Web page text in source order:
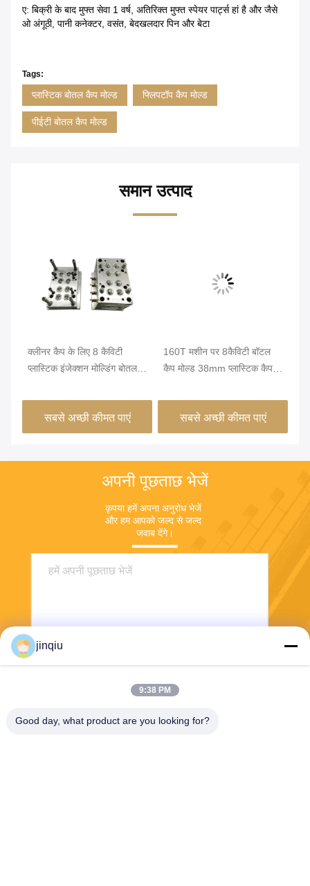
ए: बिक्री के बाद मुफ्त सेवा 1 वर्ष, अतिरिक्त मुफ्त स्पेयर पार्ट्स हां है और जैसे
ओ अंगूठी, पानी कनेक्टर, वसंत, बेदखलदार पिन और बेटा
Tags:
प्लास्टिक बोतल कैप मोल्ड फ्लिपटॉप कैप मोल्ड
पीईटी बोतल कैप मोल्ड
समान उत्पाद
क्लीनर कैप के लिए 8 कैविटी
प्लास्टिक इंजेक्शन मोल्डिंग बोतल
सबसे अच्छी कीमत पाएं
160T मशीन पर 8कैविटी बॉटल
कैप मोल्ड 38mm प्लास्टिक कैप
सबसे अच्छी कीमत पाएं
अपनी पूछताछ भेजें
कृपया हमें अपना अनुरोध भेजें
और हम आपको जल्द से जल्द
जवाब देंगे।
jinqiu
9:38 PM
Good day, what product are you looking for?